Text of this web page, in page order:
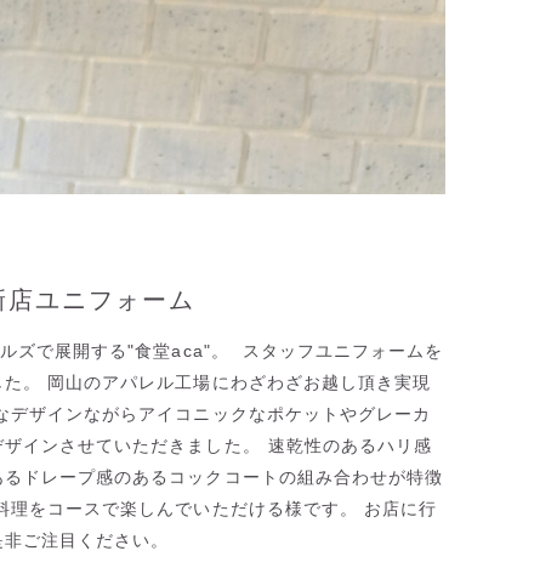
ユニフォーム
ズで展開する"食堂aca"。 ⁡ スタッフユニフォームを
。 岡山のアパレル工場にわざわざお越し頂き実現
デザインながらアイコニックなポケットやグレーカ
インさせていただきました。 ⁡速乾性のあるハリ感
ドレープ感のあるコックコートの組み合わせが特徴
理をコースで楽しんでいただける様です。 お店に行
ご注目ください。